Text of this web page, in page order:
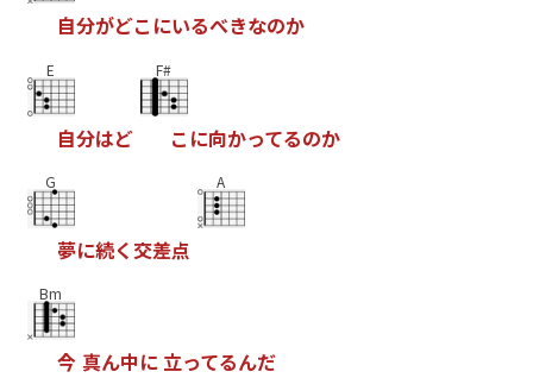
自分がどこ にいるべきなのか
E
自分はど
F#
こ に向かってるのか
G
夢に続く交差点
A
Bm
今 真ん中に 立ってるんだ